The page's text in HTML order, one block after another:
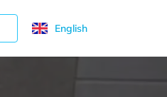
English